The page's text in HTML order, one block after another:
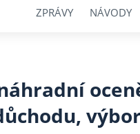
ZPRÁVY NÁVODY